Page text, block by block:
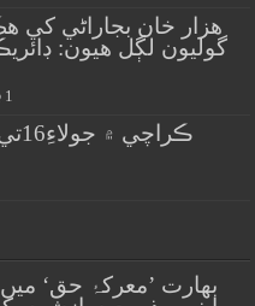
گوليون لڳل هيون:
1
بھارت ’معرکۂ حق‘